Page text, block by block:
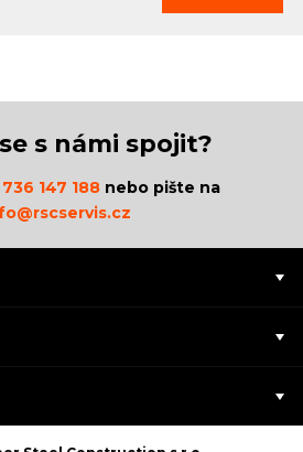
s námi spojit?
147 188 nebo pište na